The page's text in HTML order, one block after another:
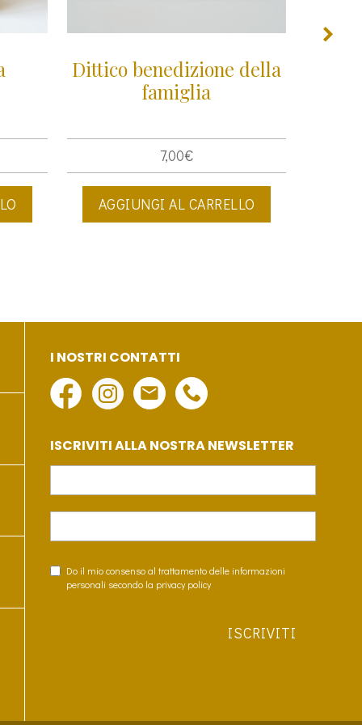
Dittico benedizione della
famiglia
7,00€
AGGIUNGI AL CARRELLO
I NOSTRI CONTATTI
ISCRIVITI ALLA NOSTRA NEWSLETTER
Do il mio consenso al trattamento delle informazioni
personali secondo la privacy policy
ISCRIVITI